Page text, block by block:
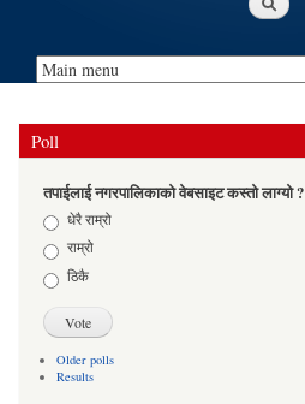
Poll
तपाईलाई नगरपालिकाको वेबसाइट कस्तो लाग्यो ?
Choicesधेरै राम्रो
राम्रो
ठिकै
Older polls
Results